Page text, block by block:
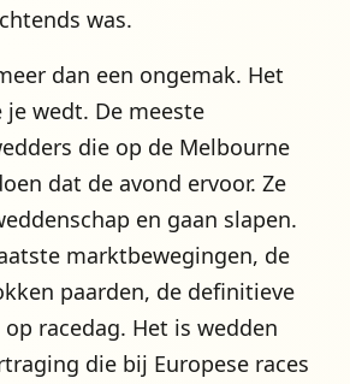
was.
dan een ongemak. Het
wedt. De meeste
die op de Melbourne
dat de avond ervoor. Ze
en gaan slapen.
marktbewegingen, de
paarden, de definitieve
racedag. Het is wedden
die bij Europese races